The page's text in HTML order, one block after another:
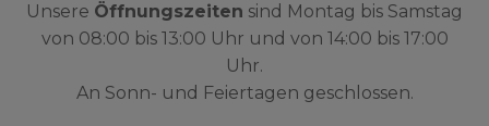
Unsere Öffnungszeiten sind Montag bis Samstag
von 08:00 bis 13:00 Uhr und von 14:00 bis 17:00
Uhr.
An Sonn- und Feiertagen geschlossen.